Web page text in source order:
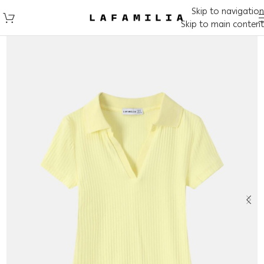
Skip to navigation
Skip to main content